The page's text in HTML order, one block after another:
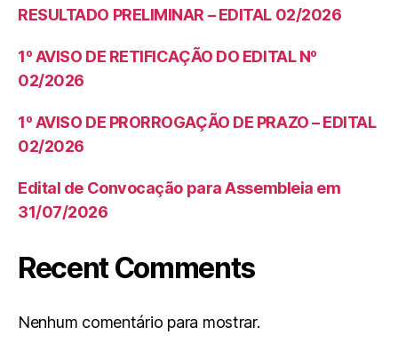
RESULTADO PRELIMINAR – EDITAL 02/2026
1º AVISO DE RETIFICAÇÃO DO EDITAL Nº
02/2026
1º AVISO DE PRORROGAÇÃO DE PRAZO – EDITAL
02/2026
Edital de Convocação para Assembleia em
31/07/2026
Recent Comments
Nenhum comentário para mostrar.